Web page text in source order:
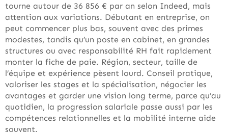
tourne autour de 36 856 € par an selon Indeed, mais
attention aux variations. Débutant en entreprise, on
peut commencer plus bas, souvent avec des primes
modestes, tandis qu’un poste en cabinet, en grandes
structures ou avec responsabilité RH fait rapidement
monter la fiche de paie. Région, secteur, taille de
l’équipe et expérience pèsent lourd. Conseil pratique,
valoriser les stages et la spécialisation, négocier les
avantages et garder une vision long terme, parce qu’au
quotidien, la progression salariale passe aussi par les
compétences relationnelles et la mobilité interne aide
souvent.